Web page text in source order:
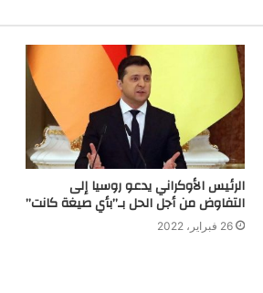
الرئيس الأوكراني يدعو روسيا إلى
التفاوض من أجل الحل بـ”بأي صيغة كانت”
26 فبراير، 2022